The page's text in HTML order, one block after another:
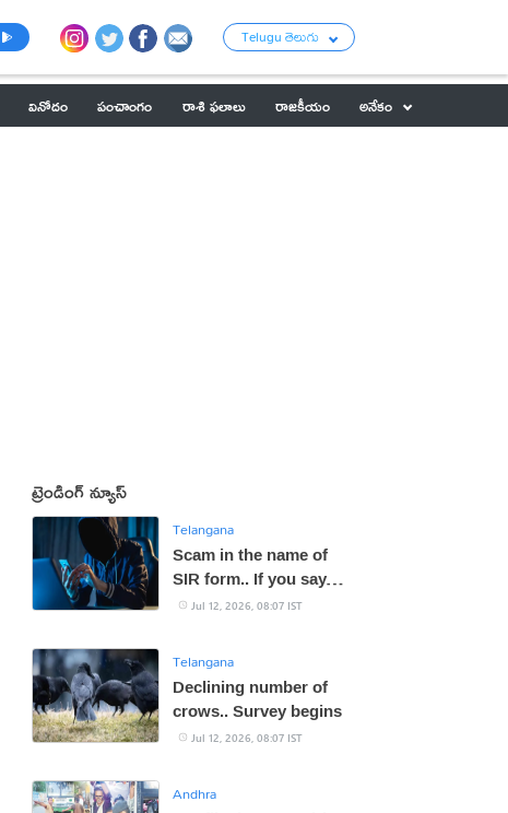
Telugu తెలుగు
వినోదం పంచాంగం రాశి ఫలాలు రాజకీయం
అనేకం
ట్రెండింగ్ న్యూస్
Telangana
Scam in the name of
SIR form.. If you say
OTP, your bank
Jul 12, 2026, 08:07 IST
Telangana
Declining number of
crows.. Survey begins
Jul 12, 2026, 08:07 IST
Andhra